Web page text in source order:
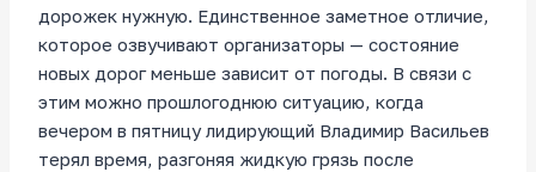
дорожек нужную. Единственное заметное отличие,
которое озвучивают организаторы — состояние
новых дорог меньше зависит от погоды. В связи с
этим можно прошлогоднюю ситуацию, когда
вечером в пятницу лидирующий Владимир Васильев
терял время, разгоняя жидкую грязь после